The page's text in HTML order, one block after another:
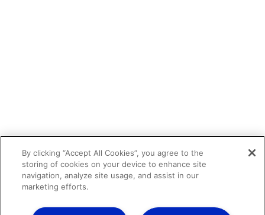
By clicking “Accept All Cookies”, you agree to the
storing of cookies on your device to enhance site
navigation, analyze site usage, and assist in our
marketing efforts.